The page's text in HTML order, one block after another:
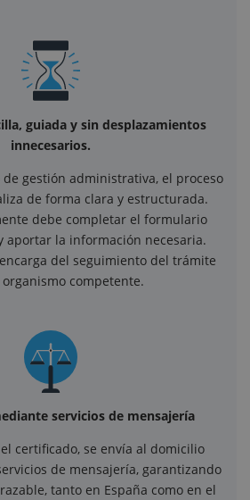
guiada y sin desplazamientos
innecesarios.
gestión administrativa, el proceso
de forma clara y estructurada.
debe completar el formulario
aportar la información necesaria.
del seguimiento del trámite
competente.
servicios de mensajería
certificado, se envía al domicilio
de mensajería, garantizando
tanto en España como en el